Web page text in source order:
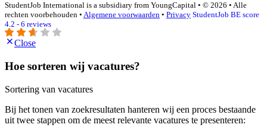
StudentJob International is a subsidiary from YoungCapital • © 2026 • Alle
rechten voorbehouden • Algemene voorwaarden • Privacy StudentJob BE score
4.2 - 6 reviews
Close
Hoe sorteren wij vacatures?
Sortering van vacatures
Bij het tonen van zoekresultaten hanteren wij een proces bestaande
uit twee stappen om de meest relevante vacatures te presenteren: